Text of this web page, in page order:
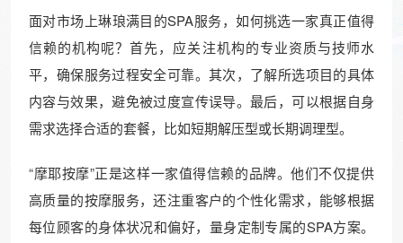
面对市场上琳琅满目的SPA服务，如何挑选一家真正值得
信赖的机构呢？首先，应关注机构的专业资质与技师水
平，确保服务过程安全可靠。其次，了解所选项目的具体
内容与效果，避免被过度宣传误导。最后，可以根据自身
需求选择合适的套餐，比如短期解压型或长期调理型。
“摩耶按摩”正是这样一家值得信赖的品牌。他们不仅提供
高质量的按摩服务，还注重客户的个性化需求，能够根据
每位顾客的身体状况和偏好，量身定制专属的SPA方案。